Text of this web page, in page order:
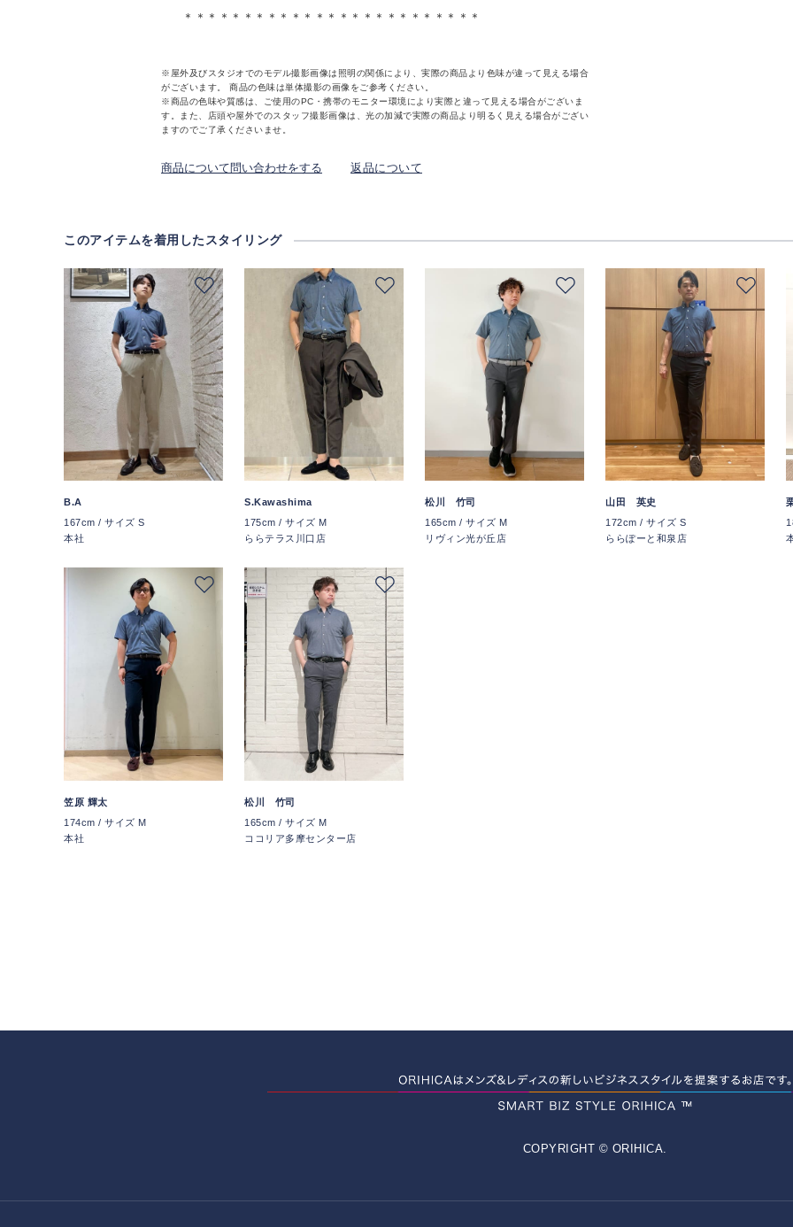
＊＊＊＊＊＊＊＊＊＊＊＊＊＊＊＊＊＊＊＊＊＊＊＊＊
※屋外及びスタジオでのモデル撮影画像は照明の関係により、実際の商品より色味が違って見える場合
がございます。 商品の色味は単体撮影の画像をご参考ください。
※商品の色味や質感は、ご使用のPC・携帯のモニター環境により実際と違って見える場合がございま
す。また、店頭や屋外でのスタッフ撮影画像は、光の加減で実際の商品より明るく見える場合がござい
ますのでご了承くださいませ。
商品について問い合わせをする 返品について
このアイテムを着用したスタイリング
B.A
167cm / サイズ S
本社
S.Kawashima
175cm / サイズ M
ららテラス川口店
松川 竹司
165cm / サイズ M
リヴィン光が丘店
山田 英史
172cm / サイズ S
ららぽーと和泉店
笠原 輝太
174cm / サイズ M
本社
松川 竹司
165cm / サイズ M
ココリア多摩センター店
COPYRIGHT © ORIHICA.